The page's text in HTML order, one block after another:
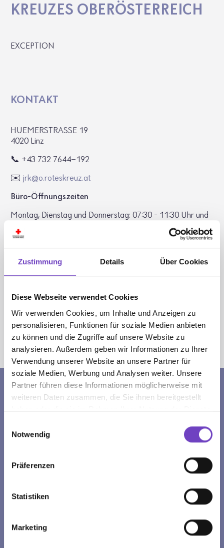
Zustimmung Details Über Cookies
Diese Webseite verwendet Cookies
Wir verwenden Cookies, um Inhalte und Anzeigen zu
personalisieren, Funktionen für soziale Medien anbieten
zu können und die Zugriffe auf unsere Website zu
analysieren. Außerdem geben wir Informationen zu Ihrer
Verwendung unserer Website an unsere Partner für
soziale Medien, Werbung und Analysen weiter. Unsere
Partner führen diese Informationen möglicherweise mit
weiteren Daten zusammen, die Sie ihnen bereitgestellt
haben oder die sie im Rahmen Ihrer Nutzung der Dienste
Notwendig
Präferenzen
Statistiken
Marketing
KREUZES OBER­ÖS­TER­REICH
EXCEPTION
KONTAKT
HUEMER­STRASSE 19
4020 Linz
📞 +43 732 7644-192
✉️ jrk@​o.​roteskreuz.​at
Büro-Öffnungs­zeiten
Montag, Dienstag und Donnerstag: 07:30 - 11:30 Uhr und
Mitt­woch: 07:30 - 11:30 Uhr und 12:30 - 14:00 Uhr
Freitag: 07:30 - 12:00 Uhr
Einge­schränkte Öffnungs­zeiten an schul­freien Tagen
und in den Ferien:
Montag - Donnerstag: 09:00 - 14:00 Uhr
Sie sind hier:
Jugendrotkreuz
Oberösterreich Termine
BANKVERBINDUNG
IBAN: AT13 2032 0012 0075 0148
Österreichischen Jugendrotkreuzes an und erfahren Sie
das Neueste über unsere Aktionen und Angebote.